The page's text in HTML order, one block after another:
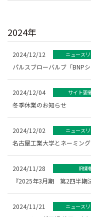
2024年
2024/12/12 ニュース
パルスブローバルブ「BNP
2024/12/04 サイト更
冬季休業のお知らせ
2024/12/02 ニュース
名古屋工業大学とネーミン
2024/11/28 IR情
『2025年3月期 第2四半期
2024/11/21 ニュース